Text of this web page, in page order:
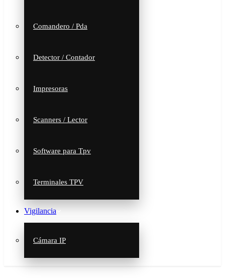
Comandero / Pda
Detector / Contador
Impresoras
Scanners / Lector
Software para Tpv
Terminales TPV
Vigilancia
Cámara IP